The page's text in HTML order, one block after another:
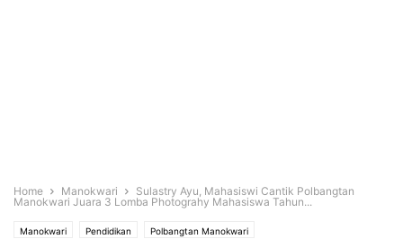
Home Manokwari
Sulastry Ayu, Mahasiswi Cantik Polbangtan
Manokwari Juara 3 Lomba Photograhy Mahasiswa Tahun...
Manokwari Pendidikan Polbangtan Manokwari